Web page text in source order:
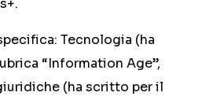
Tecnologia (ha
“Information Age”,
(ha scritto per il